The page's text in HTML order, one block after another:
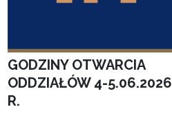
GODZINY OTWARCIA
ODDZIAŁÓW 4-5.06.2026
R.